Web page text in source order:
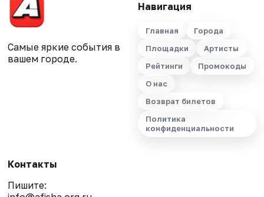
Самые яркие события в
вашем городе.
Навигация
Главная
Города
Площадки
Артисты
Рейтинги
Промокоды
О нас
Возврат билетов
Политика
конфиденциальности
Контакты
Пишите: